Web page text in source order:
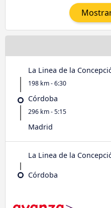
La Linea de la
198 km - 6:30
Córdoba
296 km - 5:15
Madrid
La Linea de la
Córdoba